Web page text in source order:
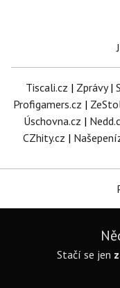
Tiscali.cz | Zprávy|
Profigamers.cz |
Úschovna.cz |
CZhity.cz |
Stačí se jen